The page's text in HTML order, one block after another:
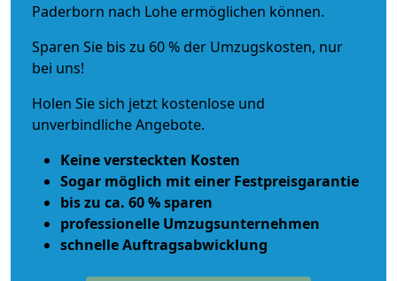
Paderborn nach Lohe ermöglichen können.
Sparen Sie bis zu 60 % der Umzugskosten, nur
bei uns!
Holen Sie sich jetzt kostenlose und
unverbindliche Angebote.
Keine versteckten Kosten
Sogar möglich mit einer Festpreisgarantie
bis zu ca. 60 % sparen
professionelle Umzugsunternehmen
schnelle Auftragsabwicklung